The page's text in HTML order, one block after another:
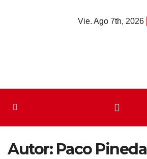
Vie. Ago 7th, 2026
Autor: Paco Pineda